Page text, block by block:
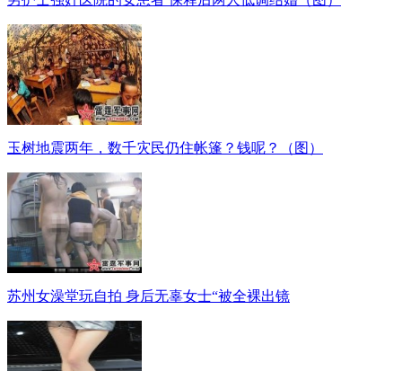
玉树地震两年，数千灾民仍住帐篷？钱呢？（图）
苏州女澡堂玩自拍 身后无辜女士“被全裸出镜